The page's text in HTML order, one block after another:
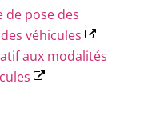
de pose des
véhicules
aux modalités